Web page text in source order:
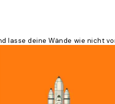
lasse deine Wände wie nicht